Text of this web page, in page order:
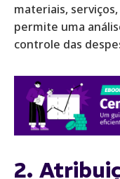
materiais,
permite uma
controle das
2.